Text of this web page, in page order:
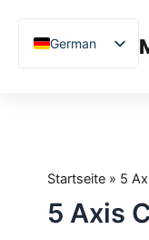
Anwendungen
Blog
German
English
Arabic
Startseite» 5
5 Axis